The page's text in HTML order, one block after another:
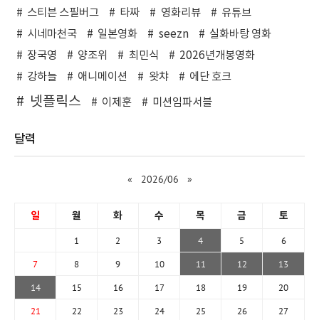
스티븐 스필버그
타짜 영화리뷰
유튜브
시네마천국
일본영화 seezn
실화바탕 영화
장국영
양조위 최민식
2026년개봉영화
강하늘
애니메이션 왓챠 에단 호크
넷플릭스 이제훈 미션임파서블
달력
« 2026/06 »
일 월 화 수 목 금 토
1 2 3 4 5 6
7 8 9 10 11 12 13
14 15 16 17 18 19 20
21 22 23 24 25 26 27